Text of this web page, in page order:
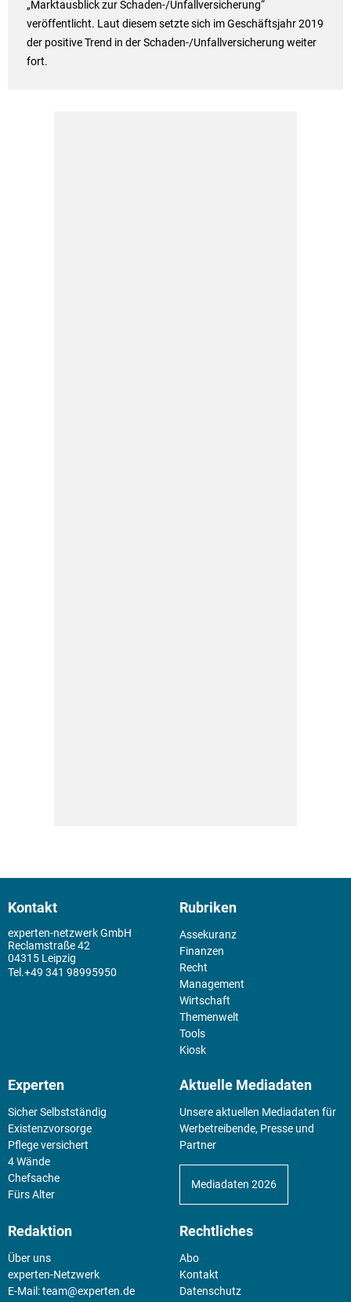
„Marktausblick zur Schaden-/Unfallversicherung“
veröffentlicht. Laut diesem setzte sich im Geschäftsjahr 2019
der positive Trend in der Schaden-/Unfallversicherung weiter
fort.
Kontakt
experten-netzwerk GmbH
Reclamstraße 42
04315 Leipzig
+49 341 98995950
Rubriken
Assekuranz
Finanzen
Recht
Management
Wirtschaft
Themenwelt
Tools
Kiosk
Experten
Sicher Selbstständig
Existenz­vorsorge
Pflege versichert
4 Wände
Chefsache
Fürs Alter
Aktuelle Mediadaten
Unsere aktuellen Mediadaten für
Werbetreibende, Presse und
Partner
Mediadaten 2026
Redaktion
Über uns
experten-Netzwerk
E-Mail:team@experten.de
Rechtliches
Abo
Kontakt
Datenschutz